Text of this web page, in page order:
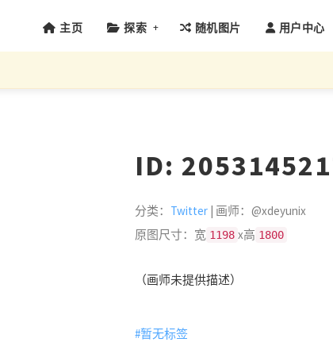
主页 探索 + 随机图片 用户中心
ID:
分类： Twitter | 画师：@xdeyunix
原图尺寸：宽 1198 x高 1800
（画师未提供描述）
#暂无标签